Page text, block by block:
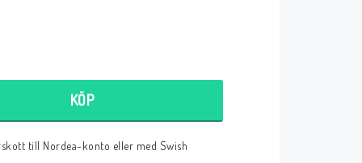
KÖP
till Nordea-konto eller med Swish